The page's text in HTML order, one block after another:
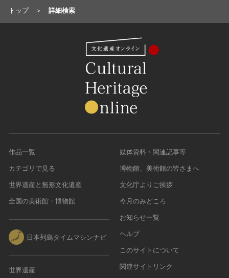
トップ 詳細検索
作品一覧
カテゴリで見る
世界遺産と無形文化遺産
全国の美術館・博物館
日本列島タイムマシンナビ
世界遺産
媒体資料・関連記事等
博物館、美術館の皆さまへ
文化庁よりご挨拶
今月のみどころ
お知らせ一覧
ヘルプ
このサイトについて
関連サイトリンク